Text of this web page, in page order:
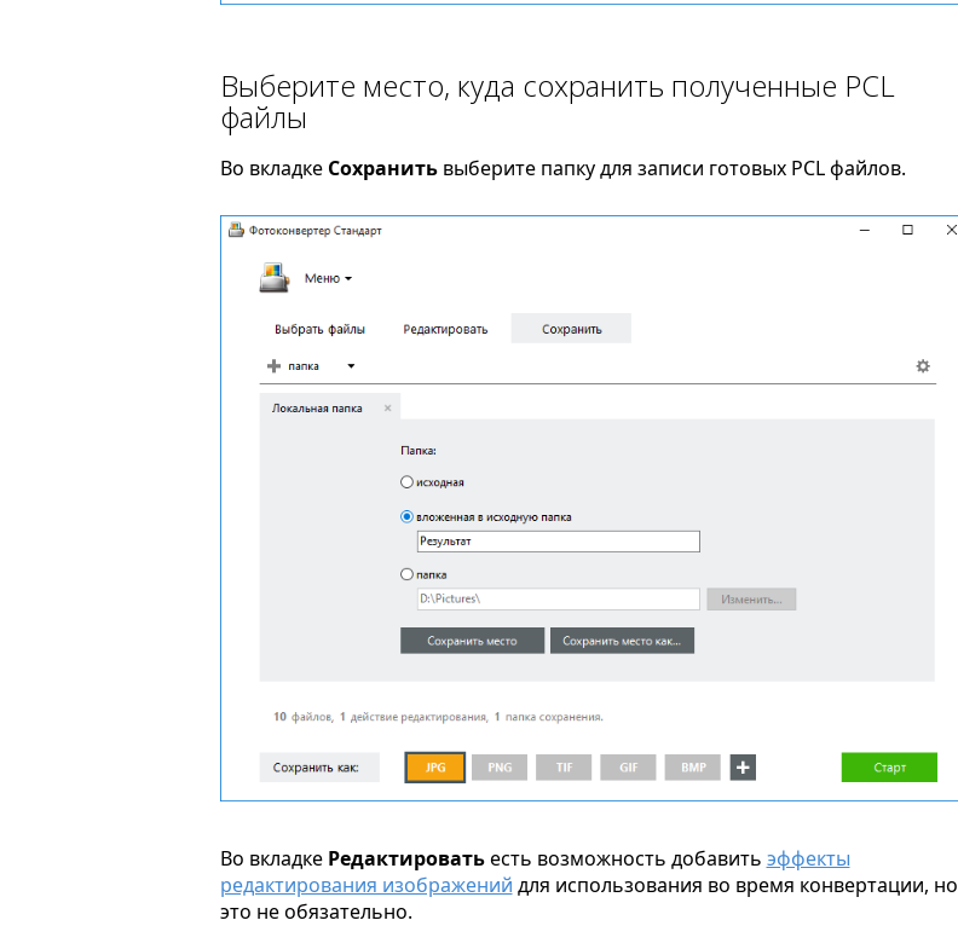
Выберите место, куда сохранить полученные PCL
файлы
Во вкладке Сохранитьвыберите папку для записи готовых PCL файлов.
Во вкладке Редактироватьесть возможность добавить эффекты
редактирования изображений для использования во время конвертации, но
это не обязательно.